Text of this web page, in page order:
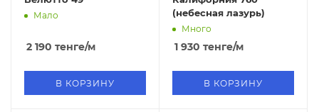
Мало
2 190 тенге/м
В КОРЗИНУ
(небесная лазурь)
Много
1 930 тенге/м
В КОРЗИНУ